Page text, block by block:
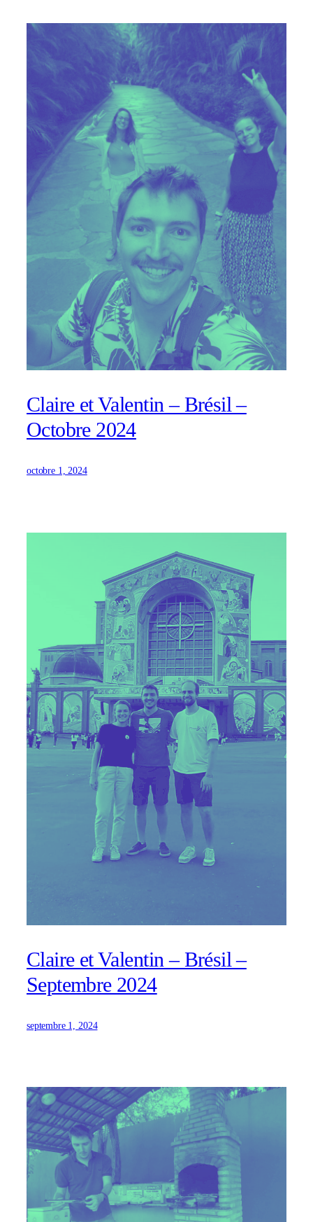
Claire et Valentin – Brésil –
Octobre 2024
octobre 1, 2024
Claire et Valentin – Brésil –
Septembre 2024
septembre 1, 2024